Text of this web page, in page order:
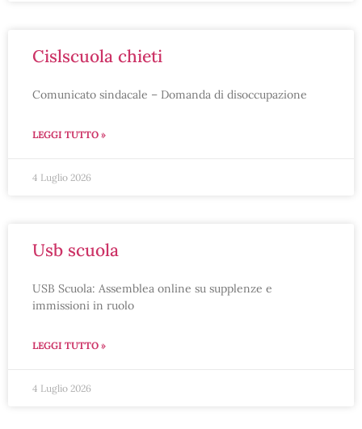
cislscuola chieti
Comunicato sindacale – Domanda di disoccupazione
LEGGI TUTTO »
4 Luglio 2026
usb scuola
USB Scuola: Assemblea online su supplenze e
immissioni in ruolo
LEGGI TUTTO »
4 Luglio 2026